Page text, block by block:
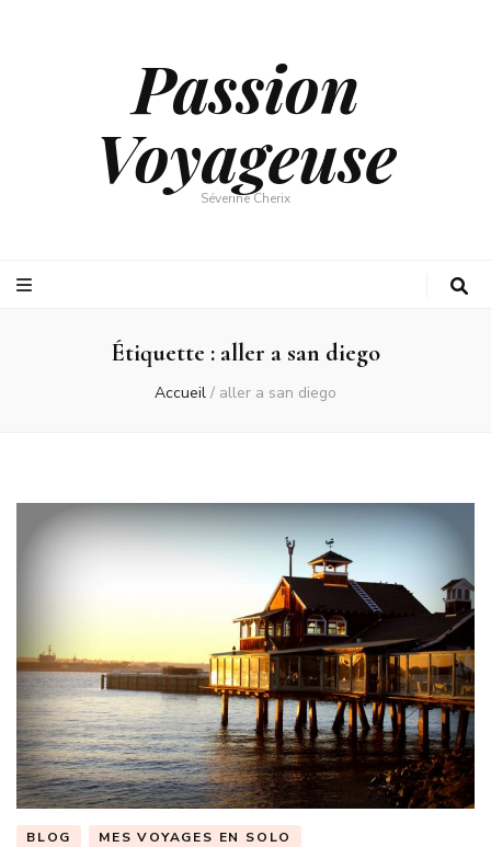
Passion
Voyageuse
Séverine Cherix
Étiquette : aller a san diego
Accueil / aller a san diego
BLOG MES VOYAGES EN SOLO